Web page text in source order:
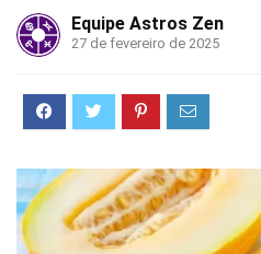
Equipe Astros Zen
27 de fevereiro de 2025